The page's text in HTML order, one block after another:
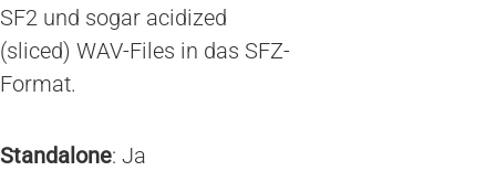
SF2 und sogar acidized
(sliced) WAV-Files in das SFZ-
Format.
Standalone: Ja